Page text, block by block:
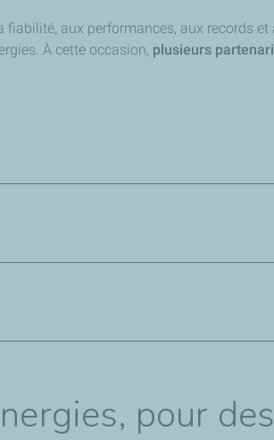
fiabilité, aux performances, aux records et
À cette occasion, plusieurs
par Dacia pour les lubrifiants. Nos
des usines du constructeur japonais.
ensembledes lubrifiants haute
pour